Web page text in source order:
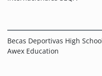
Becas Deportivas High
Awex Education